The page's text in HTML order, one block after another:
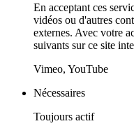
En acceptant ces
vidéos ou d'autres
externes. Avec votre
suivants sur ce site
Vimeo, YouTube
Nécessaires
Toujours actif